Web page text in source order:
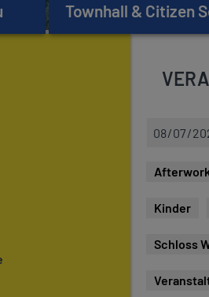
Townhall & Citizen
Kinder
Schloss